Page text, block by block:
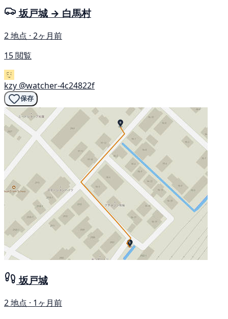
坂戸城 → 白馬村
2 地点 · 2ヶ月前
15 閲覧
kzy @watcher-4c24822f
保存
坂戸城
2 地点 · 1ヶ月前